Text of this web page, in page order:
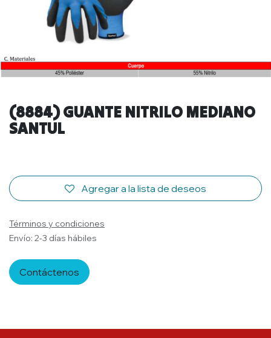
(8884) GUANTE NITRILO MEDIANO
SANTUL
Agregar a la lista de deseos
Términos y condiciones
Envío: 2-3 días hábiles
Contáctenos